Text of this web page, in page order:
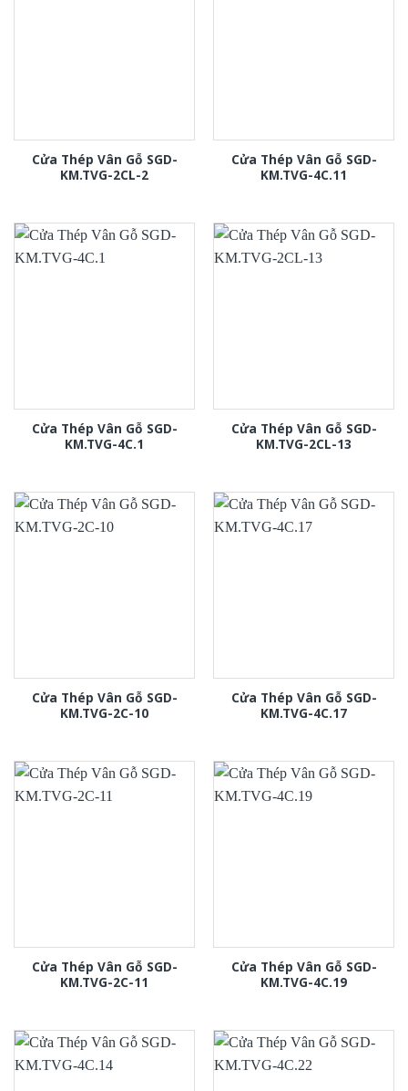
Cửa Thép Vân Gỗ SGD-
KM.TVG-2CL-2
Cửa Thép Vân Gỗ SGD-
KM.TVG-4C.11
Cửa Thép Vân Gỗ SGD-
KM.TVG-4C.1
Cửa Thép Vân Gỗ SGD-
KM.TVG-2CL-13
Cửa Thép Vân Gỗ SGD-
KM.TVG-2C-10
Cửa Thép Vân Gỗ SGD-
KM.TVG-4C.17
Cửa Thép Vân Gỗ SGD-
KM.TVG-2C-11
Cửa Thép Vân Gỗ SGD-
KM.TVG-4C.19